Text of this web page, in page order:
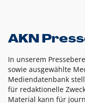
AKN
In unserem
sowie ausgewählte
Mediendatenbank
für redaktionelle
Material kann für